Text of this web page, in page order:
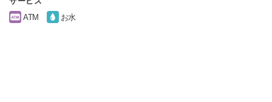
ATM
お水